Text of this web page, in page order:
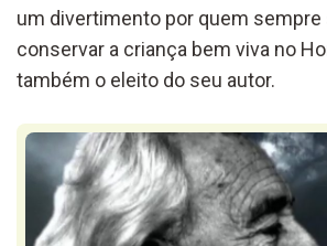
um divertimento por quem sempre
conservar a criança bem viva no
também o eleito do seu autor.